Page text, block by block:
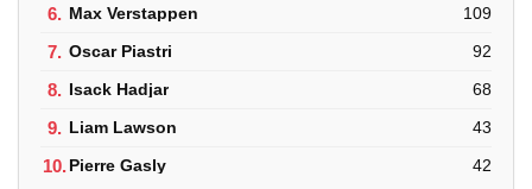
6. Max Verstappen 109
7. Oscar Piastri 92
8. Isack Hadjar 68
9. Liam Lawson 43
10.Pierre Gasly 42